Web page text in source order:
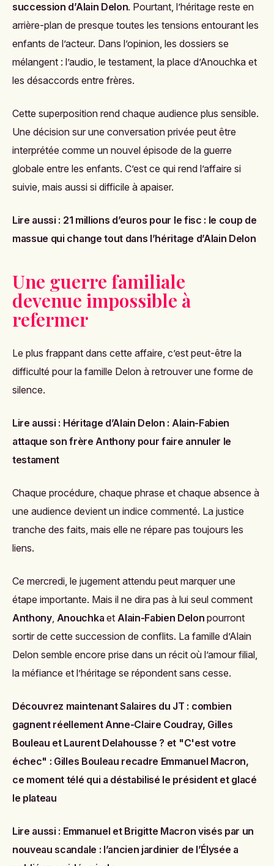
succession d’Alain Delon. Pourtant, l’héritage reste en
arrière-plan de presque toutes les tensions entourant les
enfants de l’acteur. Dans l’opinion, les dossiers se
mélangent : l’audio, le testament, la place d’Anouchka et
les désaccords entre frères.
Cette superposition rend chaque audience plus sensible.
Une décision sur une conversation privée peut être
interprétée comme un nouvel épisode de la guerre
globale entre les enfants. C’est ce qui rend l’affaire si
suivie, mais aussi si difficile à apaiser.
Lire aussi : 21 millions d’euros pour le fisc : le coup de
massue qui change tout dans l’héritage d’Alain Delon
Une guerre familiale
devenue impossible à
refermer
Le plus frappant dans cette affaire, c’est peut-être la
difficulté pour la famille Delon à retrouver une forme de
silence.
Lire aussi : Héritage d’Alain Delon : Alain-Fabien
attaque son frère Anthony pour faire annuler le
testament
Chaque procédure, chaque phrase et chaque absence à
une audience devient un indice commenté. La justice
tranche des faits, mais elle ne répare pas toujours les
liens.
Ce mercredi, le jugement attendu peut marquer une
étape importante. Mais il ne dira pas à lui seul comment
Anthony, Anouchka etAlain-Fabien Delon pourront
sortir de cette succession de conflits. La famille d’Alain
Delon semble encore prise dans un récit où l’amour filial,
la méfiance et l’héritage se répondent sans cesse.
Découvrez maintenantSalaires du JT : combien
gagnent réellement Anne-Claire Coudray, Gilles
Bouleau et Laurent Delahousse ? et "C'est votre
échec" : Gilles Bouleau recadre Emmanuel Macron,
ce moment télé qui a déstabilisé le président et glacé
le plateau
Lire aussi : Emmanuel et Brigitte Macron visés par un
nouveau scandale : l’ancien jardinier de l’Élysée a